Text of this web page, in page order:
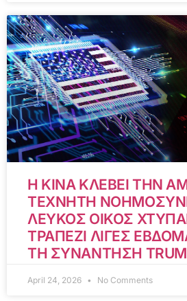
Η ΚΙΝΑ ΚΛΕΒΕΙ ΤΗΝ
ΤΕΧΝΗΤΗ
ΛΕΥΚΟΣ ΟΙΚΟΣ
ΤΡΑΠΕΖΙ ΛΙΓΕΣ
ΤΗ ΣΥΝΑΝΤΗΣΗ
April 24, 2026 No Comments